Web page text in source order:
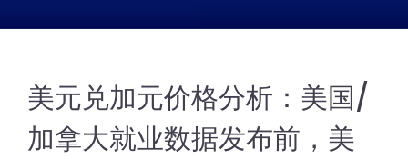
美元兑加元价格分析：美国/
加拿大就业数据发布前，美